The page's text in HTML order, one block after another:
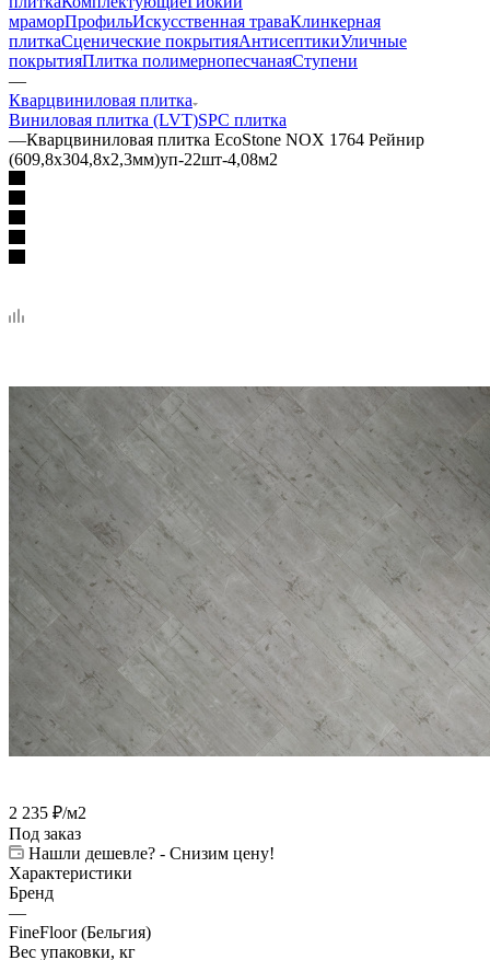
мраморПрофильИскусственная траваКлинкерная
плиткаСценические покрытияАнтисептикиУличные
покрытияПлитка полимернопесчанаяСтупени
—
Кварцвиниловая плитка
Виниловая плитка (LVT)SPC плитка
—Кварцвиниловая плитка EcoStone NOX 1764 Рейнир
(609,8х304,8х2,3мм)уп-22шт-4,08м2
2 235 ₽/м2
Под заказ
Нашли дешевле? - Снизим цену!
Характеристики
Бренд
—
FineFloor (Бельгия)
Вес упаковки, кг